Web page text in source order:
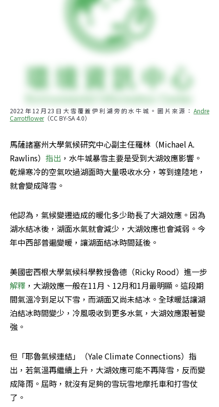
2022年12月23日大雪覆蓋伊利湖旁的水牛城。圖片來源： Andre
Carrotflower（CC BY-SA 4.0）
馬薩諸塞州大學氣候研究中心副主任羅林（Michael A.
Rawlins） 指出 ，水牛城暴雪主要是受到大湖效應影響。
乾燥寒冷的空氣吹過湖面時大量吸收水分，等到達陸地，
就會變成降雪。
他認為，氣候變遷造成的暖化多少助長了大湖效應。因為
湖水結冰後，湖面水氣就會減少，大湖效應也會減弱。今
年中西部普遍變暖，讓湖面結冰時間延後。
美國密西根大學氣候科學教授魯德（Ricky Rood）進一步
解釋 ，大湖效應一般在11月、12月和1月最明顯。這段期
間氣溫冷到足以下雪，而湖面又尚未結冰。全球暖話讓湖
泊結冰時間變少，冷風吸收到更多水氣，大湖效應跟著變
強。
但「耶魯氣候連結」（Yale Climate Connections）指
出，若氣溫再繼續上升，大湖效應可能不再降雪，反而變
成降雨。屆時，就沒有足夠的雪玩雪地摩托車和打雪仗
了。